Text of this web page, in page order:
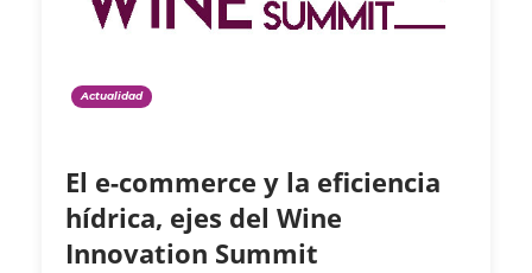
Actualidad
El e-commerce y la eficiencia
hídrica, ejes del Wine
Innovation Summit